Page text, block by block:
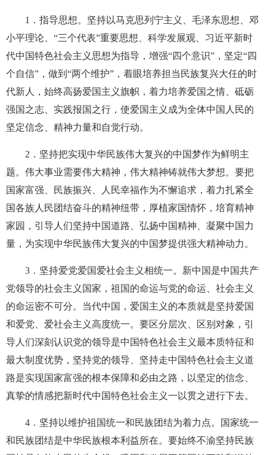
1 ．指导思想。坚持以马克思列宁主义、毛泽东思想、邓
小平理论、“三个代表”重要思想、科学发展观、习近平新时
代中国特色社会主义思想为指导，增强“四个意识”，坚定“四
个自信”，做到“两个维护”，着眼培养担当民族复兴大任的时
代新人，始终高扬爱国主义旗帜，着力培养爱国之情、砥砺
强国之志、实践报国之行，使爱国主义成为全体中国人民的
坚定信念、精神力量和自觉行动。
2 ．坚持把实现中华民族伟大复兴的中国梦作为鲜明主
题。伟大事业需要伟大精神，伟大精神铸就伟大梦想。要把
国家富强、民族振兴、人民幸福作为不懈追求，着力扎紧全
国各族人民团结奋斗的精神纽带，厚植家国情怀，培育精神
家园，引导人们坚持中国道路、弘扬中国精神、凝聚中国力
量，为实现中华民族伟大复兴的中国梦提供强大精神动力。
3 ．坚持爱党爱国爱社会主义相统一。新中国是中国共产
党领导的社会主义国家，祖国的命运与党的命运、社会主义
的命运密不可分。当代中国，爱国主义的本质就是坚持爱国
和爱党、爱社会主义高度统一。要区分层次、区别对象，引
导人们深刻认识党的领导是中国特色社会主义最本质特征和
最大制度优势，坚持党的领导、坚持走中国特色社会主义道
路是实现国家富强的根本保障和必由之路，以坚定的信念、
真挚的情感把新时代中国特色社会主义一以贯之进行下去。
4 ．坚持以维护祖国统一和民族团结为着力点。国家统一
和民族团结是中华民族根本利益所在。要始终不渝坚持民族